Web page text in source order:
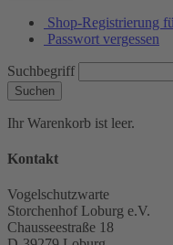
Shop-Registrierung
Passwort vergessen
Suchbegriff
Suchen
Ihr Warenkorb ist leer.
Kontakt
Vogelschutzwarte
Storchenhof Loburg e.V.
Chausseestraße 18